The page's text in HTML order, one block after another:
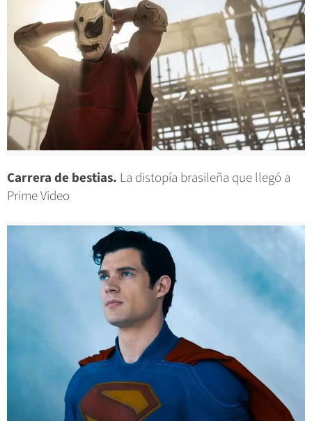
Carrera de bestias. La distopía brasileña que llegó a
Prime Video